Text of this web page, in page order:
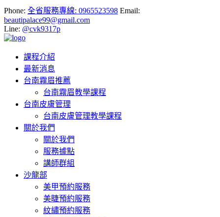
Phone: 全省服務專線: 0965523598 Email:
beautipalace99@gmail.com
Line: @cvk9317p
課程介紹
最新消息
台南霧眉推薦
台南霧眉教學課程
台南皮膚管理
台南皮膚管理教學課程
關於我們
關於我們
服務據點
講師群組
沙龍部
美甲預約服務
美睫預約服務
紋繡預約服務